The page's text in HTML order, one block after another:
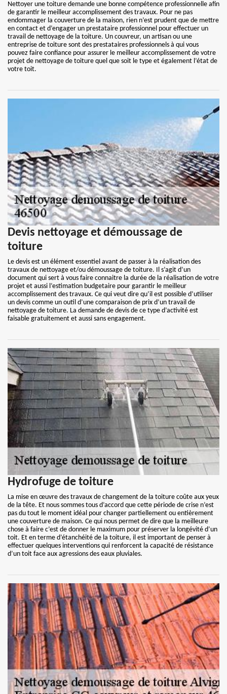
Nettoyer une toiture demande une bonne compétence professionnelle afin
de garantir le meilleur accomplissement des travaux. Pour ne pas
endommager la couverture de la maison, rien n’est prudent que de mettre
en contact et d’engager un prestataire professionnel pour effectuer un
travail de nettoyage de la toiture. Un couvreur, un artisan ou une
entreprise de toiture sont des prestataires professionnels à qui vous
pouvez faire confiance pour assurer le meilleur accomplissement de votre
projet de nettoyage de toiture quel que soit le type et également l’état de
votre toit.
Devis nettoyage et démoussage de
toiture
Le devis est un élément essentiel avant de passer à la réalisation des
travaux de nettoyage et/ou démoussage de toiture. Il s’agit d’un
document qui sert à vous faire connaitre la durée de la réalisation de votre
projet et aussi l’estimation budgetaire pour garantir le meilleur
accomplissement des travaux. Ce qui veut dire qu’il est possible d’utiliser
un devis comme un outil d’une comparaison de prix d’un travail de
nettoyage de toiture. La demande de devis de ce type d’activité est
faisable gratuitement et aussi sans engagement.
Hydrofuge de toiture
La mise en œuvre des travaux de changement de la toiture coûte aux yeux
de la tête. Et nous sommes tous d’accord que cette période de crise n’est
pas du tout le moment idéal pour changer partiellement ou entièrement
une couverture de maison. Ce qui nous permet de dire que la meilleure
chose à faire c’est de donner le maximum pour préserver la longévité d’un
toit. Et en terme d’étanchéité de la toiture, il est important de penser à
effectuer quelques interventions qui renforcent la capacité de résistance
d’un toit face aux agressions des eaux pluviales.